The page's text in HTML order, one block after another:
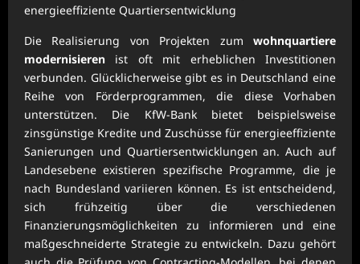
energieeffiziente Quartiersentwicklung
Die Realisierung von Projekten zum wohnquartiere
modernisieren ist oft mit erheblichen Investitionen
verbunden. Glücklicherweise gibt es in Deutschland eine
Reihe von Förderprogrammen, die diese Vorhaben
unterstützen. Die KfW-Bank bietet beispielsweise
zinsgünstige Kredite und Zuschüsse für energieeffiziente
Sanierungen und Quartiersentwicklungen an. Auch auf
Landesebene existieren spezifische Programme, die je
nach Bundesland variieren können. Es ist entscheidend,
sich frühzeitig über die verschiedenen
Finanzierungsmöglichkeiten zu informieren und eine
maßgeschneiderte Strategie zu entwickeln. Dazu gehört